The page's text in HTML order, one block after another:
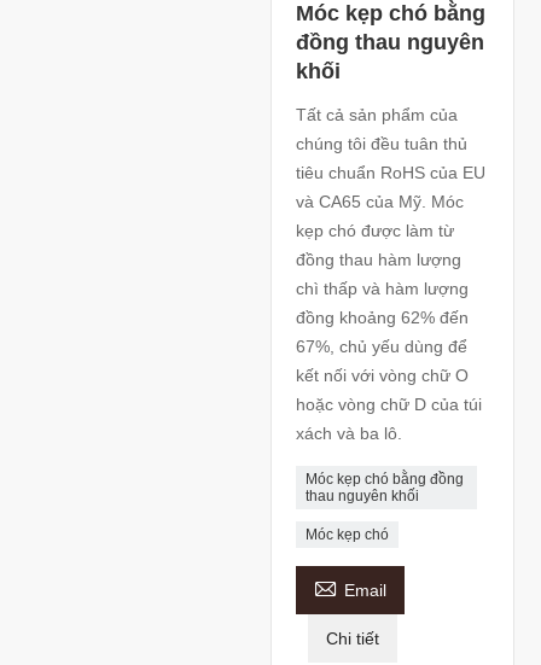
Móc kẹp chó bằng
đồng thau nguyên
khối
Tất cả sản phẩm của
chúng tôi đều tuân thủ
tiêu chuẩn RoHS của EU
và CA65 của Mỹ. Móc
kẹp chó được làm từ
đồng thau hàm lượng
chì thấp và hàm lượng
đồng khoảng 62% đến
67%, chủ yếu dùng để
kết nối với vòng chữ O
hoặc vòng chữ D của túi
xách và ba lô.
Móc kẹp chó bằng đồng
thau nguyên khối
Móc kẹp chó
 Email
Chi tiết